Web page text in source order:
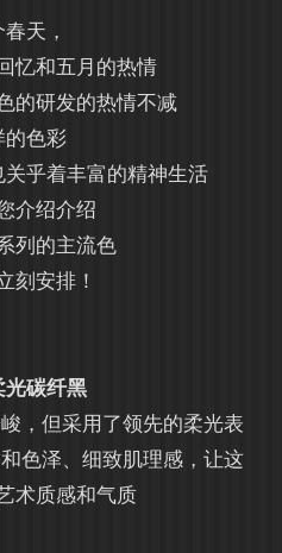
天，
忆和五月的热情
的研发的热情不减
的色彩
乎着丰富的精神生活
介绍介绍
列的主流色
刻安排！
光碳纤黑
，但采用了领先的柔光表
色泽、细致肌理感，让这
术质感和气质